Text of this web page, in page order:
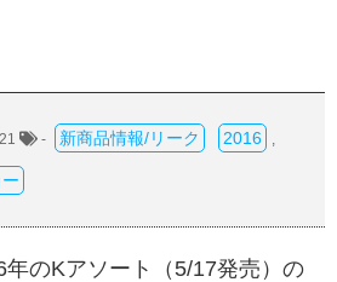
- 新商品情報/リーク 2016
のKアソート（5/17発売）の